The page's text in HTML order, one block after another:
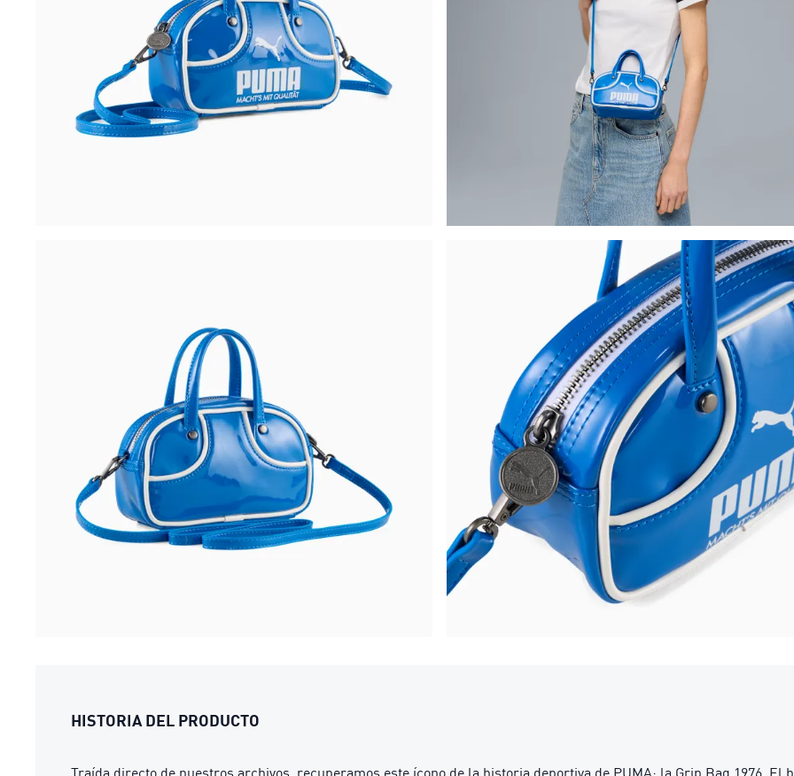
HISTORIA DEL PRODUCTO
Traída directo de nuestros archivos, recuperamos este ícono de la historia deportiva de PUMA: la Grip Bag 1976. El